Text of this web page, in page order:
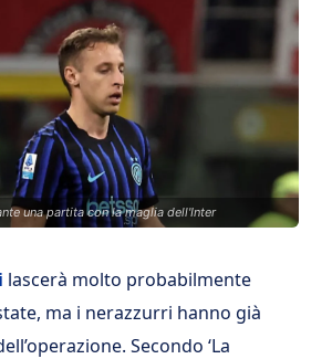
una partita con la maglia dell'Inter
lascerà molto probabilmente
ma i nerazzurri hanno già
Secondo ‘La